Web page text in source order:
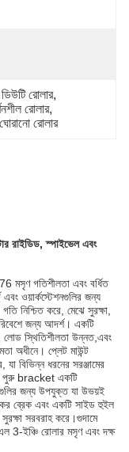
রোলার,
রোলার,
রোলার
রাইডিড, স্পাইভেল এবং
মসৃণ গতিশীলতা এবং বর্ধিত
এবং ওয়ার্কস্টেশনগুলির জন্য
নিশ্চিত করে, মেঝে সুরক্ষা,
জন্য আদর্শ। একটি
লোড স্থিতিশীলতা উন্নত,এবং
অধীনে। প্লেট মাউন্ট
বিভিন্ন ধরনের সরঞ্জামের
পুরু bracket একটি
জন্য উপযুক্ত যা উভয়ই
ব্রেক এবং একটি সাইড হুইল
সরবরাহ করে।গুদামে
3-ইঞ্চি রোলার মসৃণ এবং দক্ষ